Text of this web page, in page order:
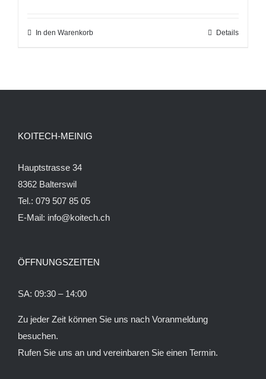
In den Warenkorb Details
KOITECH-MEINIG
Hauptstrasse 34
8362 Balterswil
Tel.: 079 507 85 05
E-Mail: info@koitech.ch
ÖFFNUNGSZEITEN
SA: 09:30 – 14:00
Zu jeder Zeit können Sie uns nach Voranmeldung
besuchen.
Rufen Sie uns an und vereinbaren Sie einen Termin.